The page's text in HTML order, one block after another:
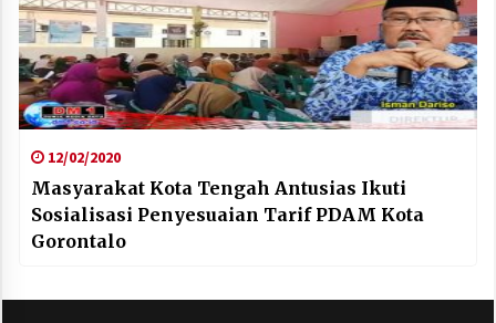
12/02/2020
Masyarakat Kota Tengah Antusias Ikuti
Sosialisasi Penyesuaian Tarif PDAM Kota
Gorontalo